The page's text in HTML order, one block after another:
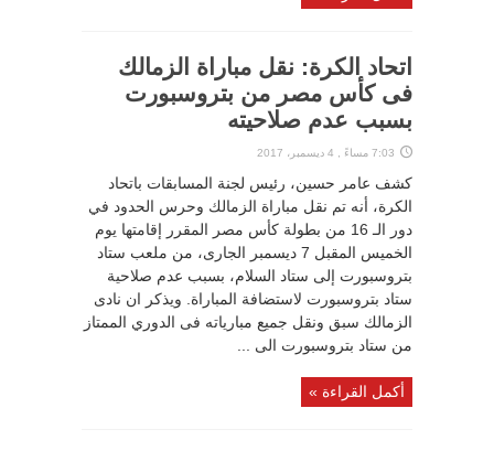
اتحاد الكرة: نقل مباراة الزمالك
فى كأس مصر من بتروسبورت
بسبب عدم صلاحيته
7:03 مساءً , 4 ديسمبر، 2017
كشف عامر حسين، رئيس لجنة المسابقات باتحاد
الكرة، أنه تم نقل مباراة الزمالك وحرس الحدود في
دور الـ 16 من بطولة كأس مصر المقرر إقامتها يوم
الخميس المقبل 7 ديسمبر الجارى، من ملعب ستاد
بتروسبورت إلى ستاد السلام، بسبب عدم صلاحية
ستاد بتروسبورت لاستضافة المباراة. ويذكر ان نادى
الزمالك سبق ونقل جميع مبارياته فى الدوري الممتاز
من ستاد بتروسبورت الى ...
أكمل القراءة »